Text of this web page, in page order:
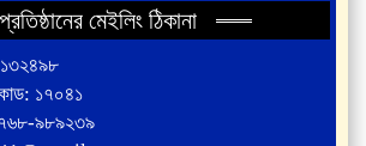
প্রতিষ্ঠানের মেইলিং ঠিকানা
কোড: ১৭০৪১
৯৮৯২৩৯